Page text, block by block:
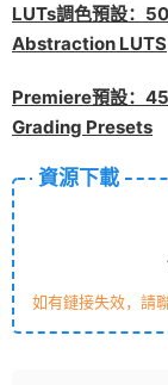
LUTs調色預設：
Abstraction LUTS
Premiere預設：
Grading Presets
資源下載
如有鏈接失效，請